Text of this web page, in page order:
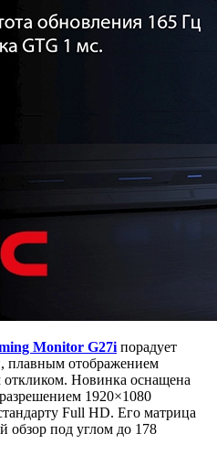
Monitor G27i порадует
плавным отображением
Новинка оснащена
1920×1080
Full HD. Его матрица
обзор под углом до 178